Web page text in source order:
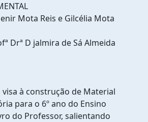
Mota Reis e Gilcélia Mota
Drª D jalmira de Sá Almeida
à construção de Material
para o 6º ano do Ensino
do Professor, salientando